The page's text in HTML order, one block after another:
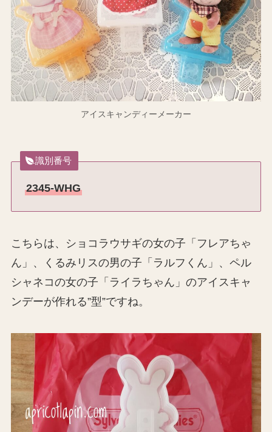
アイスキャンディーメーカー
識別番号
2345-WHG
こちらは、ショコラウサギの女の子「フレアちゃ
ん」、くるみリスの男の子「ラルフくん」、ペル
シャネコの女の子「ライラちゃん」のアイスキャ
ンデーが作れる”型”ですね。